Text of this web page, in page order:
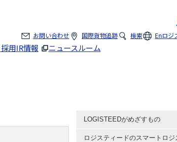
採用IR情報 ニュースルーム
お問い合わせ 国際貨物追跡 検索 Enロジ
LOGISTEEDがめざすもの
ロジスティードのスマートロジ